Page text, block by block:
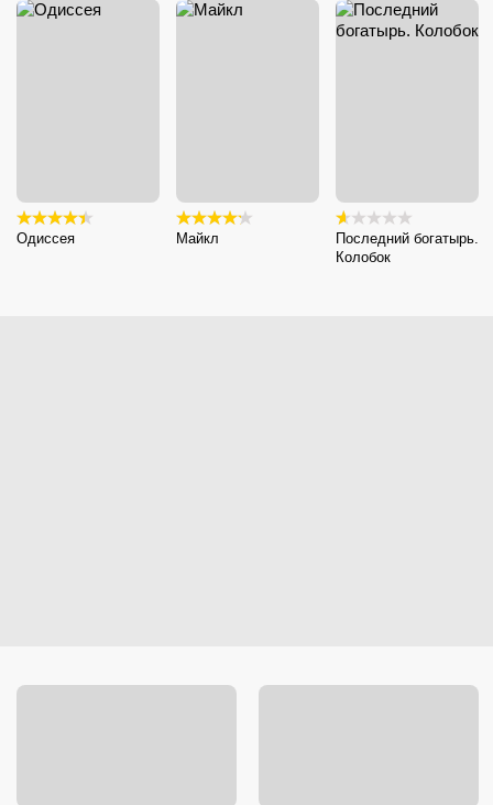
Одиссея Майкл
Последний богатырь.
Колобок